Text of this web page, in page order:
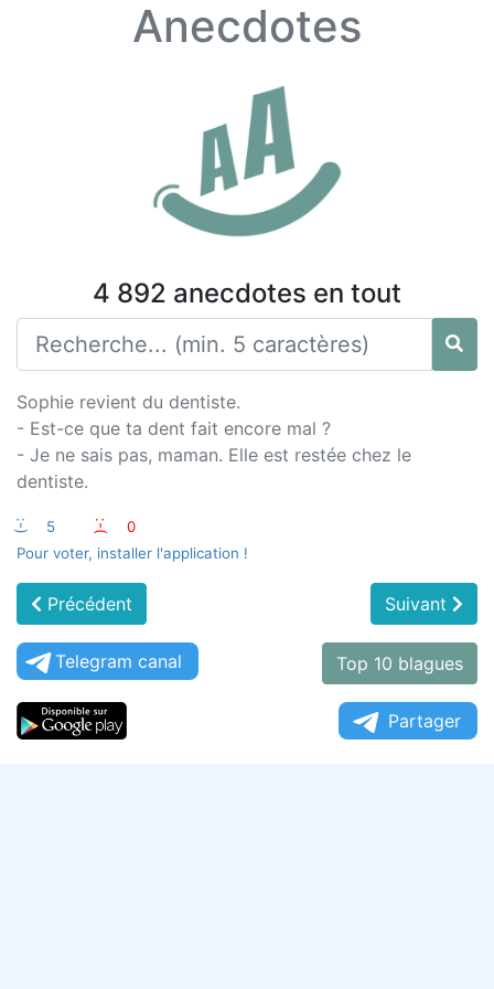
Anecdotes
4 892 anecdotes en tout
Sophie revient du dentiste.
- Est-ce que ta dent fait encore mal ?
- Je ne sais pas, maman. Elle est restée chez le
dentiste.
:-) 5 :-(
0
Pour voter, installer l'application !
Précédent Suivant
Telegram canal Top 10 blagues
Partager